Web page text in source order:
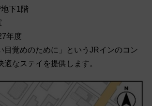
下1階
年度
目覚めのために」というJRインのコン
適なステイを提供します。